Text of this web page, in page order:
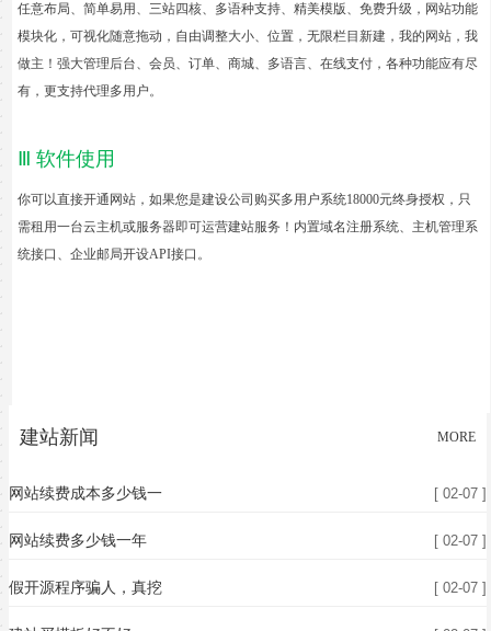
建站新闻 MORE
网站续费成本多少钱一 [ 02-07 ]
网站续费多少钱一年 [ 02-07 ]
假开源程序骗人，真挖 [ 02-07 ]
任意布局、简单易用、三站四核、多语种支持、精美模版、免费升级，网站功能
模块化，可视化随意拖动，自由调整大小、位置，无限栏目新建，我的网站，我
做主！强大管理后台、会员、订单、商城、多语言、在线支付，各种功能应有尽
有，更支持代理多用户。
Ⅲ 软件使用
你可以直接开通网站，如果您是建设公司购买多用户系统18000元终身授权，只
需租用一台云主机或服务器即可运营建站服务！内置域名注册系统、主机管理系
统接口 、企业邮局开设API接口。